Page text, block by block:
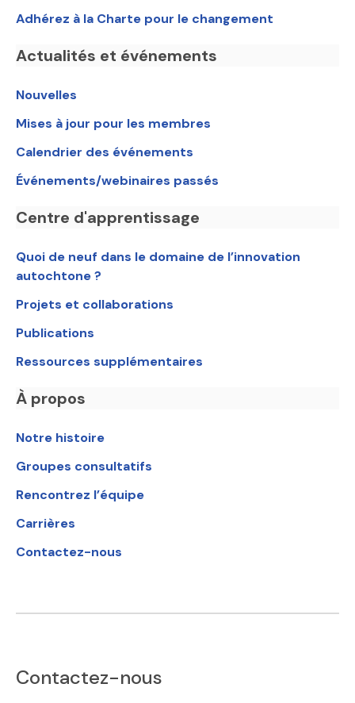
Adhérez à la Charte pour le changement
Actualités et événements
Nouvelles
Mises à jour pour les membres
Calendrier des événements
Événements/webinaires passés
Centre d'apprentissage
Quoi de neuf dans le domaine de l’innovation
autochtone ?
Projets et collaborations
Publications
Ressources supplémentaires
À propos
Notre histoire
Groupes consultatifs
Rencontrez l’équipe
Carrières
Contactez-nous
Contactez-nous